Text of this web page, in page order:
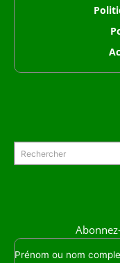
Rechercher
Prénom ou nom